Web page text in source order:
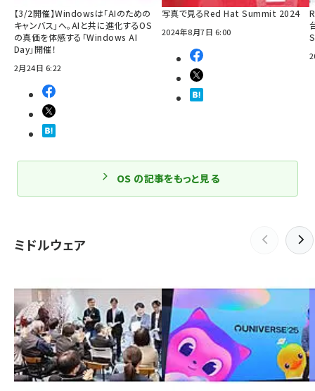
【3/2開催】Windowsは「AIのための
キャンバス」へ。AIと共に進化するOS
の真価を体感する「Windows AI
Day」開催！
2月24日 6:22
写真で見るRed Hat Summit 2024
2024年8月7日 6:00
OS の記事をもっと見る
ミドルウェア